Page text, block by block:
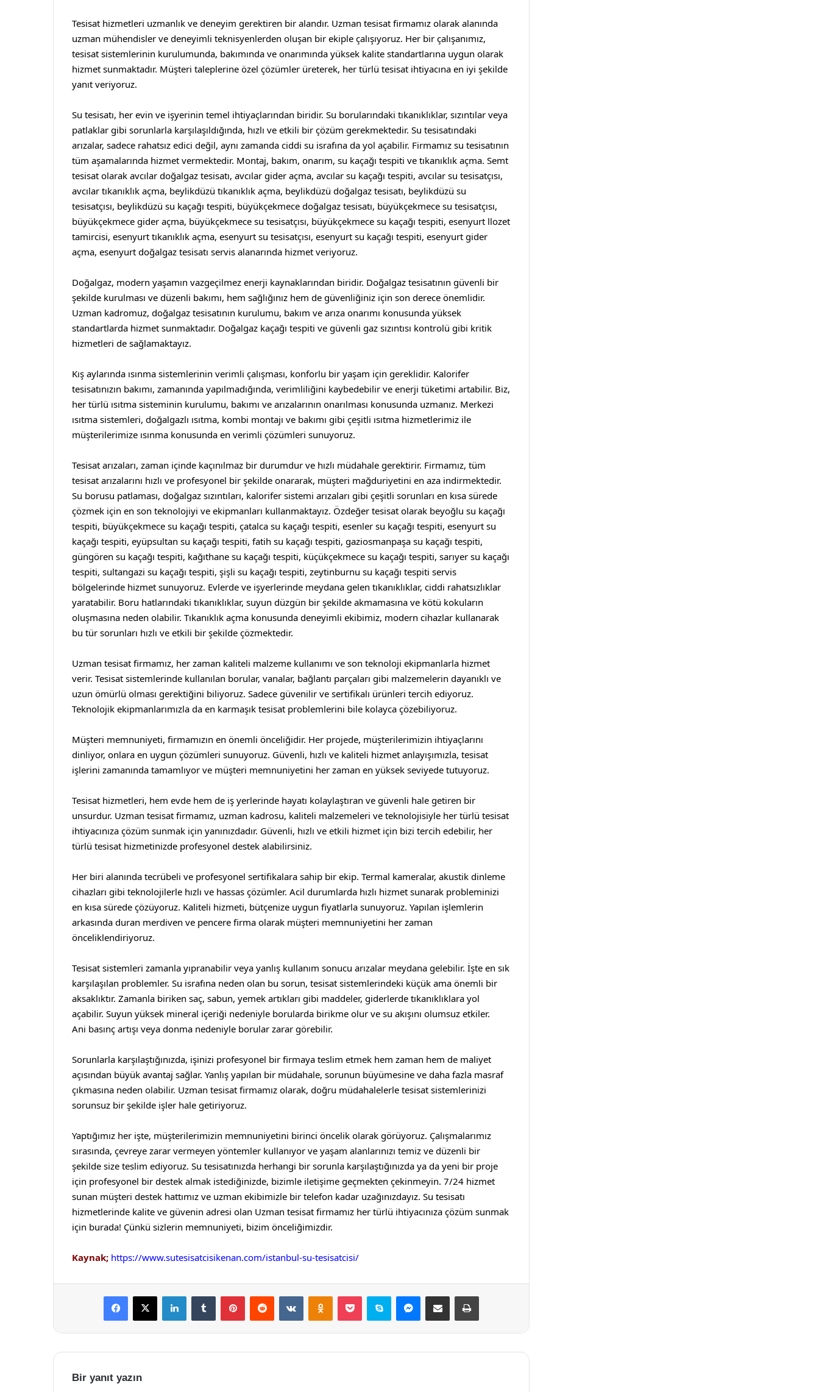
Tesisat hizmetleri uzmanlık ve deneyim gerektiren bir alandır. Uzman tesisat firmamız olarak alanında
uzman mühendisler ve deneyimli teknisyenlerden oluşan bir ekiple çalışıyoruz. Her bir çalışanımız,
tesisat sistemlerinin kurulumunda, bakımında ve onarımında yüksek kalite standartlarına uygun olarak
hizmet sunmaktadır. Müşteri taleplerine özel çözümler üreterek, her türlü tesisat ihtiyacına en iyi şekilde
yanıt veriyoruz.
Su tesisatı, her evin ve işyerinin temel ihtiyaçlarından biridir. Su borularındaki tıkanıklıklar, sızıntılar veya
patlaklar gibi sorunlarla karşılaşıldığında, hızlı ve etkili bir çözüm gerekmektedir. Su tesisatındaki
arızalar, sadece rahatsız edici değil, aynı zamanda ciddi su israfına da yol açabilir. Firmamız su tesisatının
tüm aşamalarında hizmet vermektedir. Montaj, bakım, onarım, su kaçağı tespiti ve tıkanıklık açma. Semt
tesisat olarak avcılar doğalgaz tesisatı, avcılar gider açma, avcılar su kaçağı tespiti, avcılar su tesisatçısı,
avcılar tıkanıklık açma, beylikdüzü tıkanıklık açma, beylikdüzü doğalgaz tesisatı, beylikdüzü su
tesisatçısı, beylikdüzü su kaçağı tespiti, büyükçekmece doğalgaz tesisatı, büyükçekmece su tesisatçısı,
büyükçekmece gider açma, büyükçekmece su tesisatçısı, büyükçekmece su kaçağı tespiti, esenyurt llozet
tamircisi, esenyurt tıkanıklık açma, esenyurt su tesisatçısı, esenyurt su kaçağı tespiti, esenyurt gider
açma, esenyurt doğalgaz tesisatı servis alanarında hizmet veriyoruz.
Doğalgaz, modern yaşamın vazgeçilmez enerji kaynaklarından biridir. Doğalgaz tesisatının güvenli bir
şekilde kurulması ve düzenli bakımı, hem sağlığınız hem de güvenliğiniz için son derece önemlidir.
Uzman kadromuz, doğalgaz tesisatının kurulumu, bakım ve arıza onarımı konusunda yüksek
standartlarda hizmet sunmaktadır. Doğalgaz kaçağı tespiti ve güvenli gaz sızıntısı kontrolü gibi kritik
hizmetleri de sağlamaktayız.
Kış aylarında ısınma sistemlerinin verimli çalışması, konforlu bir yaşam için gereklidir. Kalorifer
tesisatınızın bakımı, zamanında yapılmadığında, verimliliğini kaybedebilir ve enerji tüketimi artabilir. Biz,
her türlü ısıtma sisteminin kurulumu, bakımı ve arızalarının onarılması konusunda uzmanız. Merkezi
ısıtma sistemleri, doğalgazlı ısıtma, kombi montajı ve bakımı gibi çeşitli ısıtma hizmetlerimiz ile
müşterilerimize ısınma konusunda en verimli çözümleri sunuyoruz.
Tesisat arızaları, zaman içinde kaçınılmaz bir durumdur ve hızlı müdahale gerektirir. Firmamız, tüm
tesisat arızalarını hızlı ve profesyonel bir şekilde onararak, müşteri mağduriyetini en aza indirmektedir.
Su borusu patlaması, doğalgaz sızıntıları, kalorifer sistemi arızaları gibi çeşitli sorunları en kısa sürede
çözmek için en son teknolojiyi ve ekipmanları kullanmaktayız. Özdeğer tesisat olarak beyoğlu su kaçağı
tespiti, büyükçekmece su kaçağı tespiti, çatalca su kaçağı tespiti, esenler su kaçağı tespiti, esenyurt su
kaçağı tespiti, eyüpsultan su kaçağı tespiti, fatih su kaçağı tespiti, gaziosmanpaşa su kaçağı tespiti,
güngören su kaçağı tespiti, kağıthane su kaçağı tespiti, küçükçekmece su kaçağı tespiti, sarıyer su kaçağı
tespiti, sultangazi su kaçağı tespiti, şişli su kaçağı tespiti, zeytinburnu su kaçağı tespiti servis
bölgelerinde hizmet sunuyoruz. Evlerde ve işyerlerinde meydana gelen tıkanıklıklar, ciddi rahatsızlıklar
yaratabilir. Boru hatlarındaki tıkanıklıklar, suyun düzgün bir şekilde akmamasına ve kötü kokuların
oluşmasına neden olabilir. Tıkanıklık açma konusunda deneyimli ekibimiz, modern cihazlar kullanarak
bu tür sorunları hızlı ve etkili bir şekilde çözmektedir.
Uzman tesisat firmamız, her zaman kaliteli malzeme kullanımı ve son teknoloji ekipmanlarla hizmet
verir. Tesisat sistemlerinde kullanılan borular, vanalar, bağlantı parçaları gibi malzemelerin dayanıklı ve
uzun ömürlü olması gerektiğini biliyoruz. Sadece güvenilir ve sertifikalı ürünleri tercih ediyoruz.
Teknolojik ekipmanlarımızla da en karmaşık tesisat problemlerini bile kolayca çözebiliyoruz.
Müşteri memnuniyeti, firmamızın en önemli önceliğidir. Her projede, müşterilerimizin ihtiyaçlarını
dinliyor, onlara en uygun çözümleri sunuyoruz. Güvenli, hızlı ve kaliteli hizmet anlayışımızla, tesisat
işlerini zamanında tamamlıyor ve müşteri memnuniyetini her zaman en yüksek seviyede tutuyoruz.
Tesisat hizmetleri, hem evde hem de iş yerlerinde hayatı kolaylaştıran ve güvenli hale getiren bir
unsurdur. Uzman tesisat firmamız, uzman kadrosu, kaliteli malzemeleri ve teknolojisiyle her türlü tesisat
ihtiyacınıza çözüm sunmak için yanınızdadır. Güvenli, hızlı ve etkili hizmet için bizi tercih edebilir, her
türlü tesisat hizmetinizde profesyonel destek alabilirsiniz.
Her biri alanında tecrübeli ve profesyonel sertifikalara sahip bir ekip. Termal kameralar, akustik dinleme
cihazları gibi teknolojilerle hızlı ve hassas çözümler. Acil durumlarda hızlı hizmet sunarak probleminizi
en kısa sürede çözüyoruz. Kaliteli hizmeti, bütçenize uygun fiyatlarla sunuyoruz. Yapılan işlemlerin
arkasında duran merdiven ve pencere firma olarak müşteri memnuniyetini her zaman
önceliklendiriyoruz.
Tesisat sistemleri zamanla yıpranabilir veya yanlış kullanım sonucu arızalar meydana gelebilir. İşte en sık
karşılaşılan problemler. Su israfına neden olan bu sorun, tesisat sistemlerindeki küçük ama önemli bir
aksaklıktır. Zamanla biriken saç, sabun, yemek artıkları gibi maddeler, giderlerde tıkanıklıklara yol
açabilir. Suyun yüksek mineral içeriği nedeniyle borularda birikme olur ve su akışını olumsuz etkiler.
Ani basınç artışı veya donma nedeniyle borular zarar görebilir.
Sorunlarla karşılaştığınızda, işinizi profesyonel bir firmaya teslim etmek hem zaman hem de maliyet
açısından büyük avantaj sağlar. Yanlış yapılan bir müdahale, sorunun büyümesine ve daha fazla masraf
çıkmasına neden olabilir. Uzman tesisat firmamız olarak, doğru müdahalelerle tesisat sistemlerinizi
sorunsuz bir şekilde işler hale getiriyoruz.
Yaptığımız her işte, müşterilerimizin memnuniyetini birinci öncelik olarak görüyoruz. Çalışmalarımız
sırasında, çevreye zarar vermeyen yöntemler kullanıyor ve yaşam alanlarınızı temiz ve düzenli bir
şekilde size teslim ediyoruz. Su tesisatınızda herhangi bir sorunla karşılaştığınızda ya da yeni bir proje
için profesyonel bir destek almak istediğinizde, bizimle iletişime geçmekten çekinmeyin. 7/24 hizmet
sunan müşteri destek hattımız ve uzman ekibimizle bir telefon kadar uzağınızdayız. Su tesisatı
hizmetlerinde kalite ve güvenin adresi olan Uzman tesisat firmamız her türlü ihtiyacınıza çözüm sunmak
için burada! Çünkü sizlerin memnuniyeti, bizim önceliğimizdir.
Kaynak; https://www.sutesisatcisikenan.com/istanbul-su-tesisatcisi/
Facebook
X LinkedInTumblr PinterestReddit VKontakteOdnoklassniki
Pocket Skype Messenger
E-Posta ile paylaş Yazdır
Bir yanıt yazın